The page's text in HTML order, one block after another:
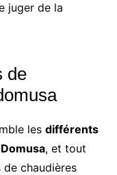
juger de la
de
les différents
, et tout
de chaudières